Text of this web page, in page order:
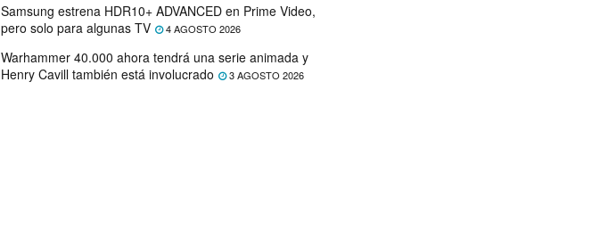
Samsung estrena HDR10+ ADVANCED en Prime Video,
pero solo para algunas TV
4 AGOSTO 2026
Warhammer 40.000 ahora tendrá una serie animada y
Henry Cavill también está involucrado
3 AGOSTO 2026